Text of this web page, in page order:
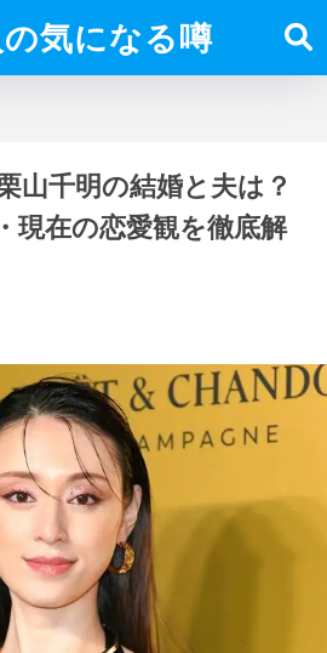
気になる噂
山千明の結婚と夫は？
現在の恋愛観を徹底解